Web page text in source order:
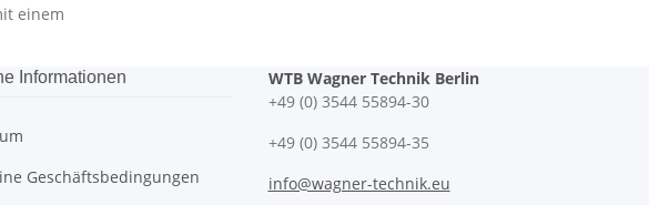
einem
Informationen
Geschäftsbedingungen
WTB Wagner Technik Berlin
+49 (0) 3544 55894-30
+49 (0) 3544 55894-35
info@wagner-technik.eu